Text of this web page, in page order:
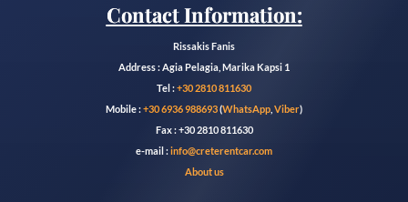
Contact Information:
Rissakis Fanis
Address : Agia Pelagia, Marika Kapsi 1
Tel :+30 2810 811630
Mobile :+30 6936 988693(WhatsApp Viber)
Fax : +30 2810 811630
e-mail :info@creterentcar.com
About us